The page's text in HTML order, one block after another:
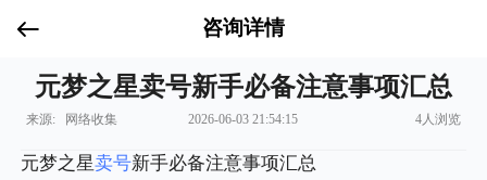
咨询详情
元梦之星卖号新手必备注意事项汇总
来源: 网络收集 2026-06-03 21:54:15 4人浏览
元梦之星卖号新手必备注意事项汇总